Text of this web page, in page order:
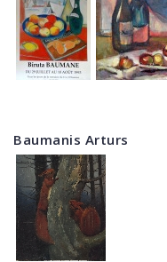
Baumanis Arturs